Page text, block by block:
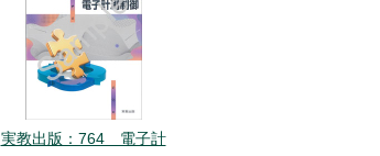
実教出版：764 電子計